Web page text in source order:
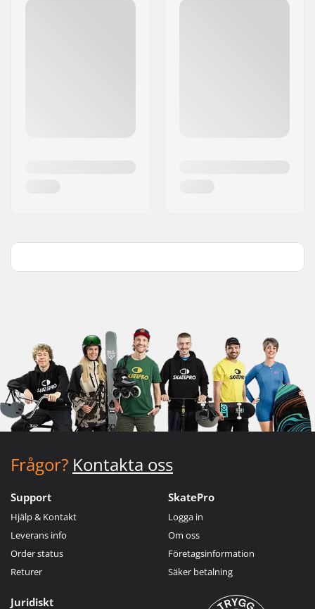
Frågor? Kontakta oss
Support
Hjälp & Kontakt
Leverans info
Order status
Returer
SkatePro
Logga in
Om oss
Företagsinformation
Säker betalning
Juridiskt